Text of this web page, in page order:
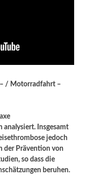
/ Motorradfahrt –
analysiert. Insgesamt
jedoch
der Prävention von
so dass die
beruhen.